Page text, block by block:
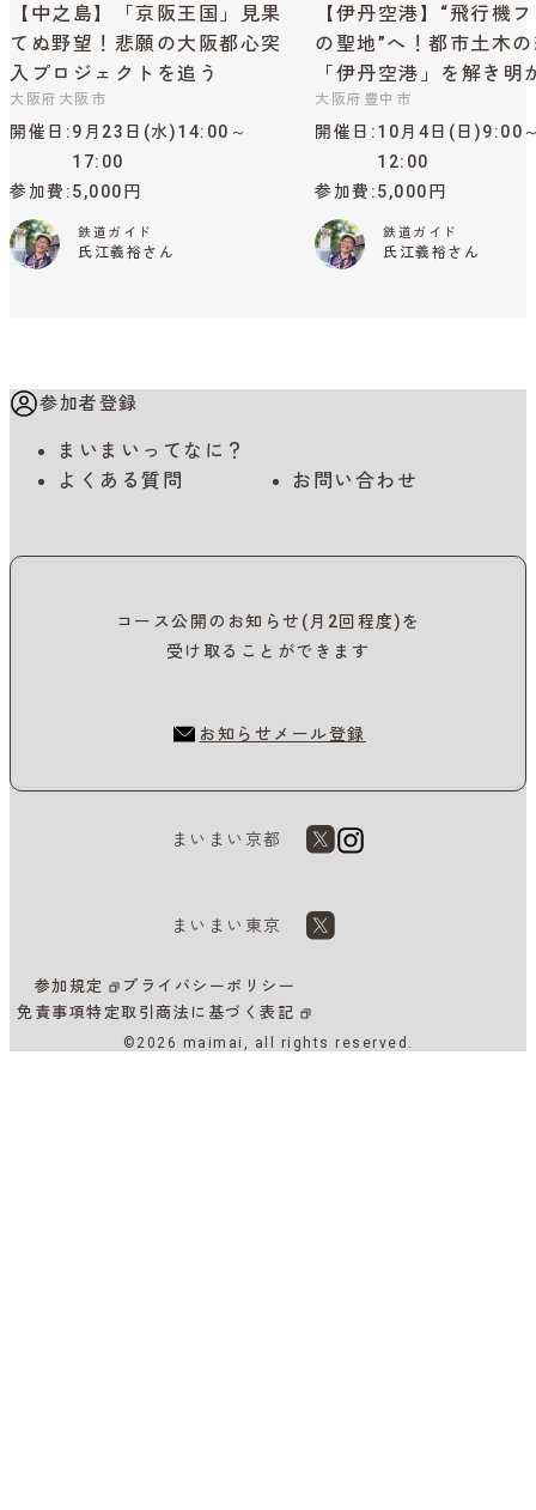
【中之島】「京阪王国」見果
てぬ野望！悲願の大阪都心突
入プロジェクトを追う
大阪府大阪市
開催日
9月23日(水)14:00～
17:00
参加費 5,000円
鉄道ガイド
氏江義裕さん
【伊丹空港】“飛行機
の聖地”へ！都市土木
「伊丹空港」を解き明
大阪府豊中市
開催日
10月4日(日)9:00
12:00
参加費 5,000円
鉄道ガイド
氏江義裕さん
参加者登録
まいまいってなに？
よくある質問
お問い合わせ
コース公開のお知らせ(月2回程度)を
受け取ることができます
お知らせメール登録
まいまい京都
まいまい東京
参加規定
プライバシーポリシー
免責事項特定取引商法に基づく表記
©2026 maimai, all rights reserved.